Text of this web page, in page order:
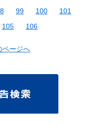
99 100
101
105 106
ページへ